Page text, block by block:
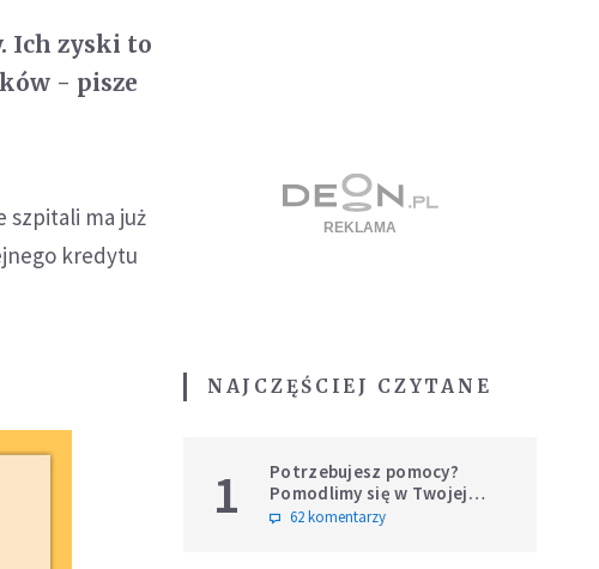
Ich zyski to
- pisze
szpitali ma już
kredytu
NAJCZĘŚCIEJ CZYTANE
1
Potrzebujesz pomocy?
Pomodlimy się w Twojej
intencji
62 komentarzy